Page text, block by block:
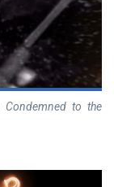
Condemned to the